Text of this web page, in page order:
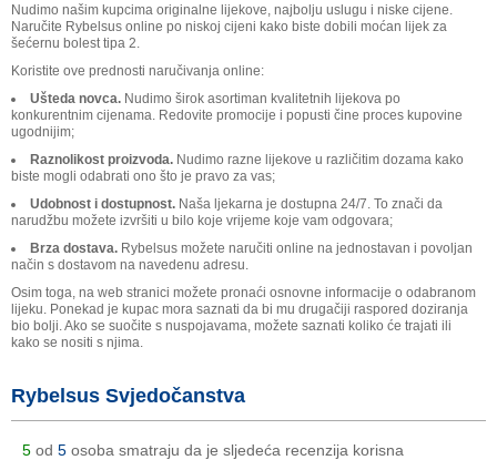
Nudimo našim kupcima originalne lijekove, najbolju uslugu i niske cijene.
Naručite Rybelsus online po niskoj cijeni kako biste dobili moćan lijek za
šećernu bolest tipa 2.
Koristite ove prednosti naručivanja online:
Ušteda novca.Nudimo širok asortiman kvalitetnih lijekova po
konkurentnim cijenama. Redovite promocije i popusti čine proces kupovine
ugodnijim;
Raznolikost proizvoda.Nudimo razne lijekove u različitim dozama kako
biste mogli odabrati ono što je pravo za vas;
Udobnost i dostupnost.Naša ljekarna je dostupna 24/7. To znači da
narudžbu možete izvršiti u bilo koje vrijeme koje vam odgovara;
Brza dostava.Rybelsus možete naručiti online na jednostavan i povoljan
način s dostavom na navedenu adresu.
Osim toga, na web stranici možete pronaći osnovne informacije o odabranom
lijeku. Ponekad je kupac mora saznati da bi mu drugačiji raspored doziranja
bio bolji. Ako se suočite s nuspojavama, možete saznati koliko će trajati ili
kako se nositi s njima.
Rybelsus Svjedočanstva
5 od 5 osoba smatraju da je sljedeća recenzija korisna